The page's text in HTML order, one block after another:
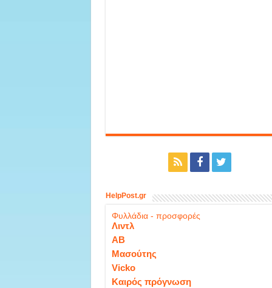
HelpPost.gr
Φυλλάδια - προσφορές
Λιντλ
ΑΒ
Μασούτης
Vicko
Καιρός πρόγνωση